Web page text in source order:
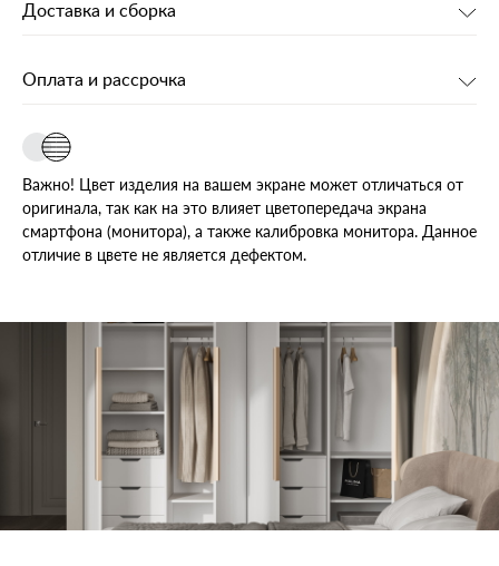
Доставка и сборка
Оплата и рассрочка
Важно! Цвет изделия на вашем экране может отличаться от
оригинала, так как на это влияет цветопередача экрана
смартфона (монитора), а также калибровка монитора. Данное
отличие в цвете не является дефектом.